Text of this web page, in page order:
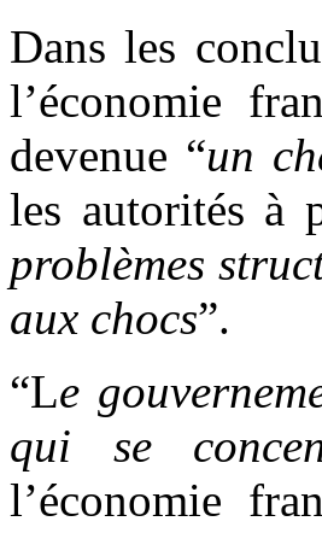
Dans les
l’économie
devenue “un
les autorités à
problèmes
aux chocs”.
“Le
qui se
l’économie